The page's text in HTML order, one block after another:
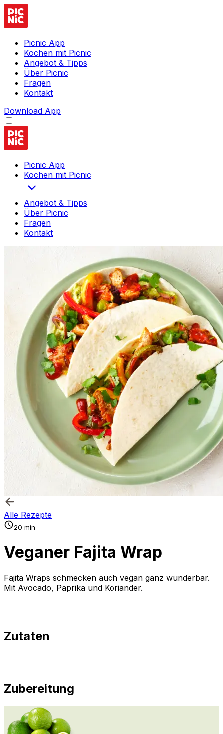
Picnic App
Kochen mit Picnic
Angebot & Tipps
Über Picnic
Fragen
Kontakt
Download App
Picnic App
Kochen mit Picnic
Angebot & Tipps
Über Picnic
Fragen
Kontakt
Alle Rezepte
20 min
Veganer Fajita Wrap
Fajita Wraps schmecken auch vegan ganz wunderbar.
Mit Avocado, Paprika und Koriander.
Zutaten
Zubereitung